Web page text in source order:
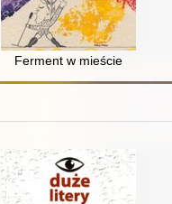
Ferment w mieście